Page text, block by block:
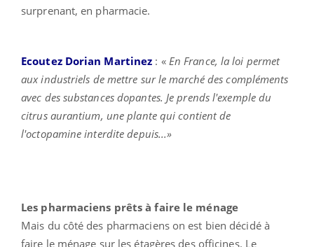
surprenant, en pharmacie.
Ecoutez Dorian Martinez : « En France, la loi permet
aux industriels de mettre sur le marché des compléments
avec des substances dopantes. Je prends l'exemple du
citrus aurantium, une plante qui contient de
l'octopamine interdite depuis...»
Les pharmaciens prêts à faire le ménage
Mais du côté des pharmaciens on est bien décidé à
faire le ménage sur les étagères des officines. Le